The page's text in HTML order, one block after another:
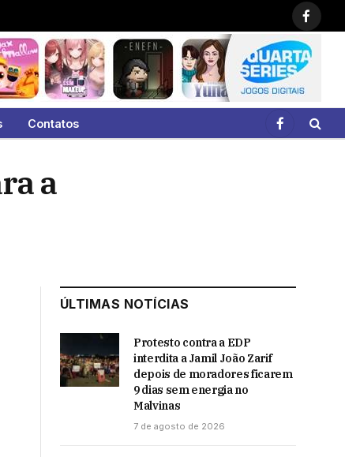
Contatos
Facebook
a
ÚLTIMAS NOTÍCIAS
Protesto contra a EDP
interdita a Jamil João Zarif
depois de moradores ficarem
9 dias sem energia no
Malvinas
7 de agosto de 2026